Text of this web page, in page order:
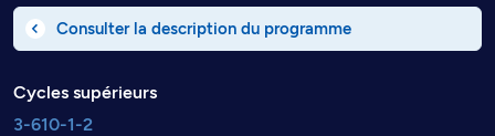
Consulter la description du programme
Cycles supérieurs
3-610-1-2